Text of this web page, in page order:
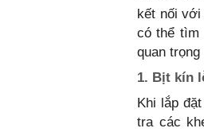
kết nối
có thể tìm
quan
1. Bịt kín
Khi lắp
tra các